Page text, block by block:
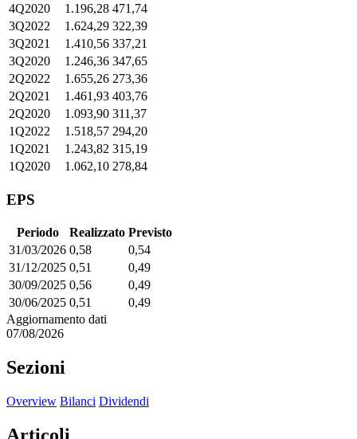
4Q2020
1.196,28 471,74
3Q2022
1.624,29 322,39
3Q2021
1.410,56 337,21
3Q2020
1.246,36 347,65
2Q2022
1.655,26 273,36
2Q2021
1.461,93 403,76
2Q2020
1.093,90 311,37
1Q2022
1.518,57 294,20
1Q2021
1.243,82 315,19
1Q2020
1.062,10 278,84
EPS
Periodo Realizzato Previsto
31/03/2026 0,58
0,54
31/12/2025 0,51
0,49
30/09/2025 0,56
0,49
30/06/2025 0,51
0,49
Aggiornamento dati
07/08/2026
Sezioni
Overview Bilanci Dividendi